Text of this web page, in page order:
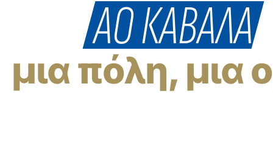
ΠΑΕΑΟ ΚΑΒΑΛΑ
μια πόλη, μια